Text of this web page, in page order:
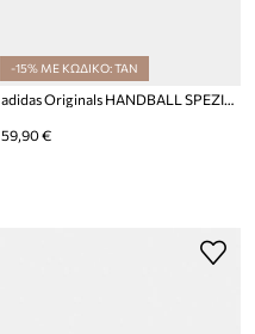
-15% ΜΕ ΚΩΔΙΚΟ: TAN
adidas Originals HANDBALL SPEZIAL sneakers παιδικά
59,90 €